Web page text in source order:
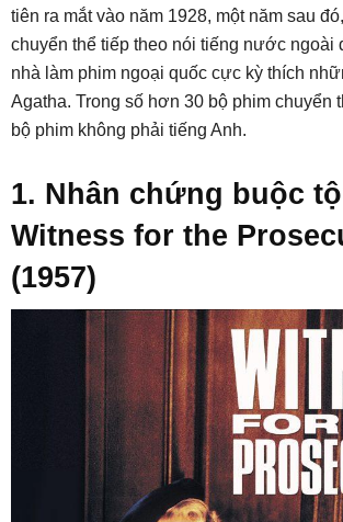
tiên ra mắt vào năm 1928, một năm sau
chuyển thể tiếp theo nói tiếng nước
nhà làm phim ngoại quốc cực kỳ thích
Agatha. Trong số hơn 30 bộ phim chuyển
bộ phim không phải tiếng Anh.
1. Nhân chứng buộc
Witness for the
(1957)